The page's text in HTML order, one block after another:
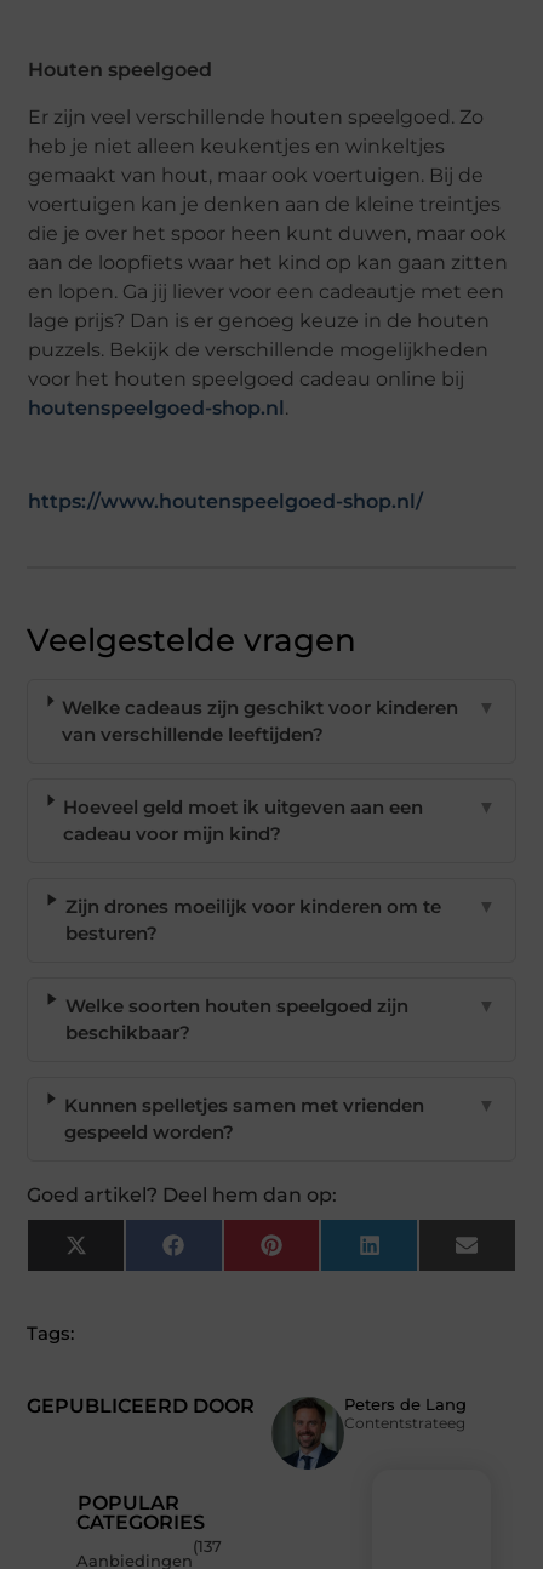
Houten speelgoed
Er zijn veel verschillende houten speelgoed. Zo
heb je niet alleen keukentjes en winkeltjes
gemaakt van hout, maar ook voertuigen. Bij de
voertuigen kan je denken aan de kleine treintjes
die je over het spoor heen kunt duwen, maar ook
aan de loopfiets waar het kind op kan gaan zitten
en lopen. Ga jij liever voor een cadeautje met een
lage prijs? Dan is er genoeg keuze in de houten
puzzels. Bekijk de verschillende mogelijkheden
voor het houten speelgoed cadeau online bij
houtenspeelgoed-shop.nl.
https://www.houtenspeelgoed-shop.nl/
Veelgestelde vragen
Welke cadeaus zijn geschikt voor kinderen
van verschillende leeftijden?
▼
Hoeveel geld moet ik uitgeven aan een
cadeau voor mijn kind?
▼
Zijn drones moeilijk voor kinderen om te
besturen?
▼
Welke soorten houten speelgoed zijn
beschikbaar?
▼
Kunnen spelletjes samen met vrienden
gespeeld worden?
▼
Goed artikel? Deel hem dan op:
X
(Twitter)
FacebookPinterest LinkedIn Email
GEPUBLICEERD DOOR Peters de Lang
Contentstrateeg
Tags:
POPULAR
CATEGORIES
Aanbiedingen
(137